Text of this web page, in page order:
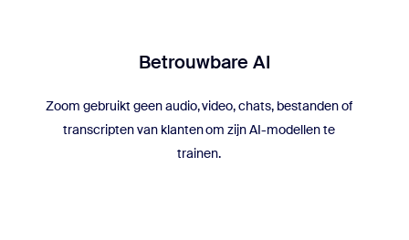
Betrouwbare AI
Zoom gebruikt geen audio, video, chats, bestanden of
transcripten van klanten om zijn AI-modellen te
trainen.